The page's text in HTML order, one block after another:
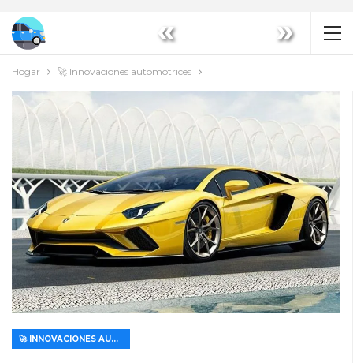
« »
Hogar 🚀 Innovaciones automotrices
🚀 INNOVACIONES AUTOMOTRICES